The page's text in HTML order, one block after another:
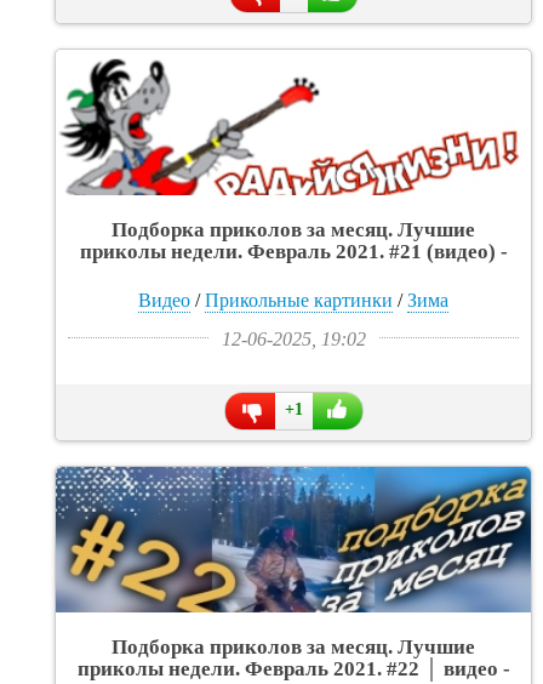
Подборка приколов за месяц. Лучшие
приколы недели. Февраль 2021. #21 (видео) -
Видео /Прикольные картинки /Зима
12-06-2025, 19:02
+1
Подборка приколов за месяц. Лучшие
приколы недели. Февраль 2021. #22 │ видео -